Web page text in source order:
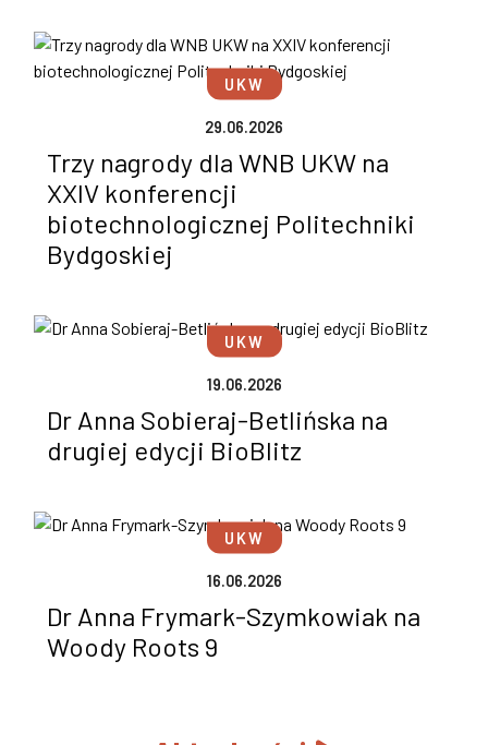
UKW
29.06.2026
Trzy nagrody dla WNB UKW na
XXIV konferencji
biotechnologicznej Politechniki
Bydgoskiej
UKW
19.06.2026
Dr Anna Sobieraj-Betlińska na
drugiej edycji BioBlitz
UKW
16.06.2026
Dr Anna Frymark-Szymkowiak na
Woody Roots 9